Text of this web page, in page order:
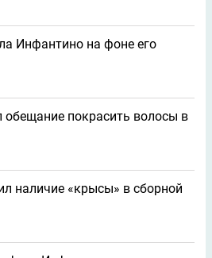
Инфантино на фоне его
обещание покрасить волосы в
наличие «крысы» в сборной